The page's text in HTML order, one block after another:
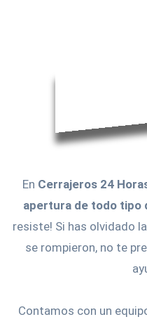
En Cerrajeros 24
apertura de todo tipo
resiste! Si has olvidado
se rompieron, no te
Contamos con un